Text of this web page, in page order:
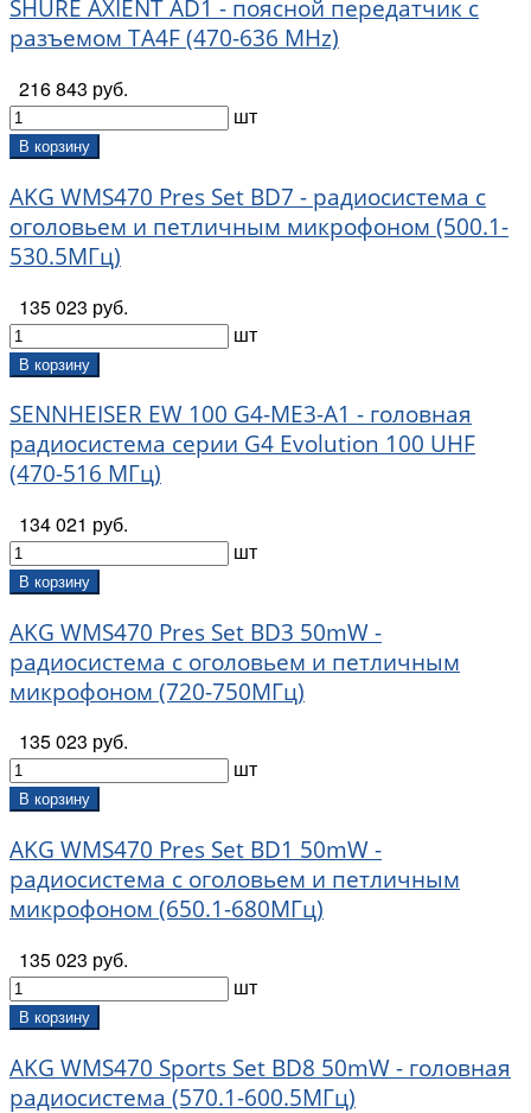
SHURE AXIENT AD1 - поясной передатчик с
разъемом TA4F (470-636 MHz)
216 843 руб.
шт
В корзину
AKG WMS470 Pres Set BD7 - радиосистема с
оголовьем и петличным микрофоном (500.1-
530.5МГц)
135 023 руб.
шт
В корзину
SENNHEISER EW 100 G4-ME3-A1 - головная
радиосистема серии G4 Evolution 100 UHF
(470-516 МГц)
134 021 руб.
шт
В корзину
AKG WMS470 Pres Set BD3 50mW -
радиосистема с оголовьем и петличным
микрофоном (720-750МГц)
135 023 руб.
шт
В корзину
AKG WMS470 Pres Set BD1 50mW -
радиосистема с оголовьем и петличным
микрофоном (650.1-680МГц)
135 023 руб.
шт
В корзину
AKG WMS470 Sports Set BD8 50mW - головная
радиосистема (570.1-600.5МГц)